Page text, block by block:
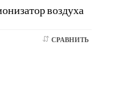
воздуха
СРАВНИТЬ